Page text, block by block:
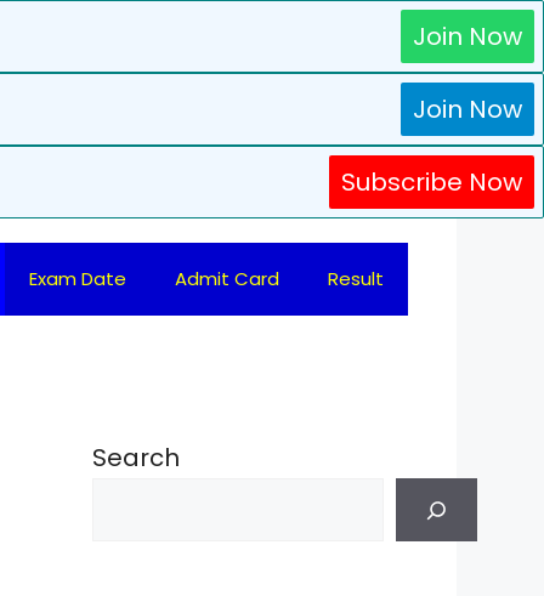
Join Now
Join Now
Subscribe Now
Exam Date Admit Card Result
Search